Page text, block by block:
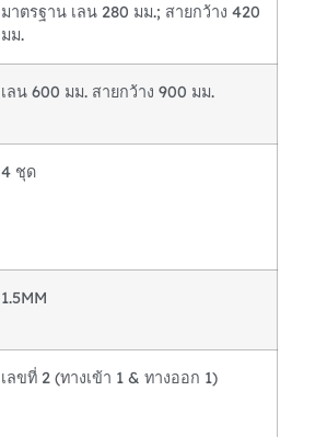
มาตรฐาน เลน 280 มม.; สายกว้าง 420
มม.
เลน 600 มม. สายกว้าง 900 มม.
4 ชุด
1.5MM
เลขที่ 2 (ทางเข้า 1 & ทางออก 1)